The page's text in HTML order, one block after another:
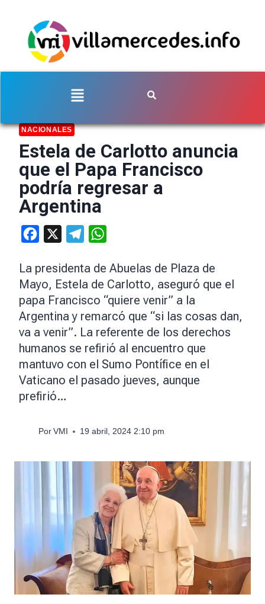
NACIONALES
Estela de Carlotto anuncia
que el Papa Francisco
podría regresar a
Argentina
Facebook Telegram
La presidenta de Abuelas de Plaza de
Mayo, Estela de Carlotto, aseguró que el
papa Francisco “quiere venir” a la
Argentina y remarcó que “si las cosas dan,
va a venir”. La referente de los derechos
humanos se refirió al encuentro que
mantuvo con el Sumo Pontífice en el
Vaticano el pasado jueves, aunque
prefirió…
Por VMI 19 abril, 2024 2:10 pm